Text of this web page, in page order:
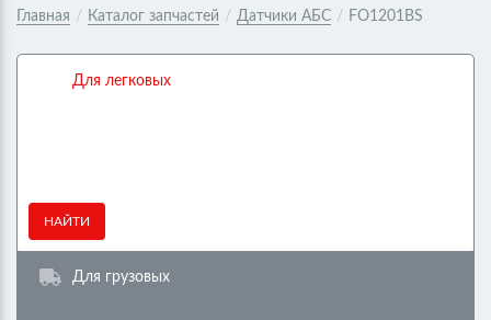
Главная / Каталог запчастей / Датчики АБС / FO1201BS
Для легковых
НАЙТИ
Для грузовых